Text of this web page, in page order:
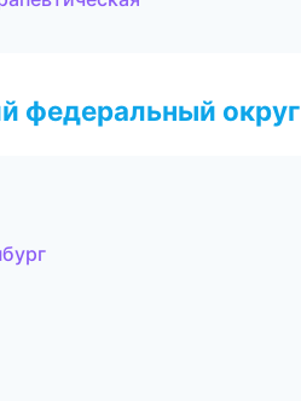
федеральный округ